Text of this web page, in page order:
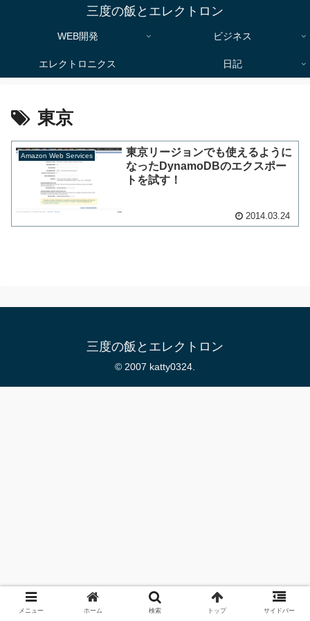
三度の飯とエレクトロン
WEB開発 ビジネス
エレクトロニクス 日記
東京
Amazon Web Services
東京リージョンでも使えるように
なったDynamoDBのエクスポー
トを試す！
2014.03.24
三度の飯とエレクトロン
© 2007 katty0324.
メニュー ホーム 検索 トップ サイドバー